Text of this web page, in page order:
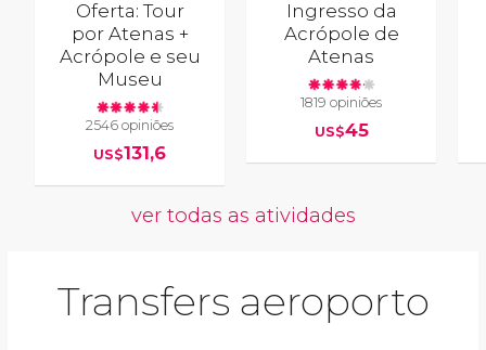
Oferta: Tour
por Atenas +
Acrópole e seu
Museu
2546 opiniões
US$131,6
Ingresso da
Acrópole de
Atenas
1819 opiniões
US$45
ver todas as atividades
Transfers aeroporto